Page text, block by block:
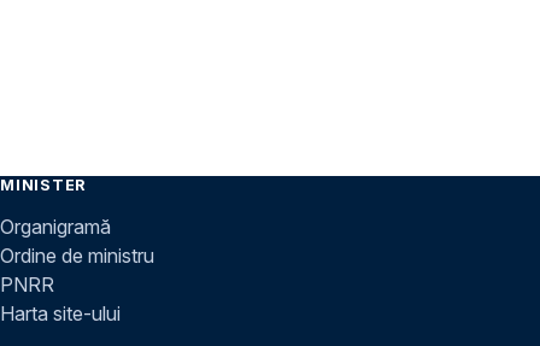
MINISTER
Organigramă
Ordine de ministru
PNRR
Harta site-ului